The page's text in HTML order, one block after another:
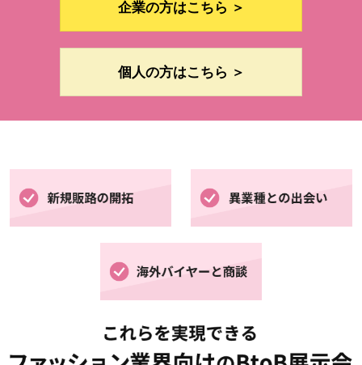
企業の方はこちら ＞
個人の方はこちら ＞